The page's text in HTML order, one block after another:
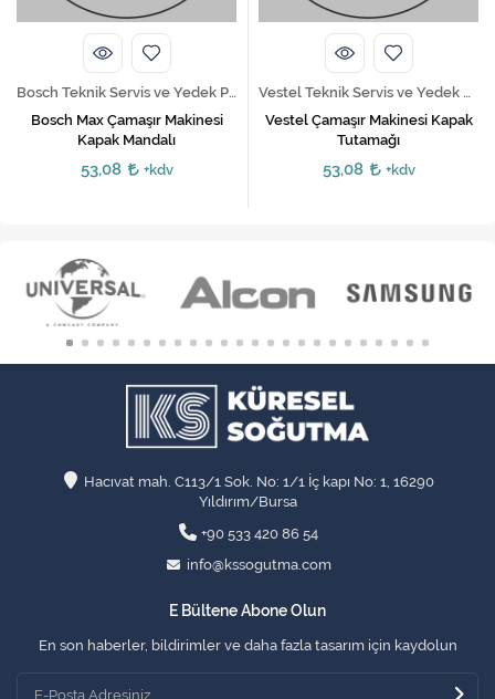
Bosch Teknik Servis ve Yedek Parça Hizmetleri
Bosch Max Çamaşır Makinesi
Kapak Mandalı
53,08 +kdv
Vestel Teknik Servis ve Yedek Parça Hizmetleri
Vestel Çamaşır Makinesi Kapak
Tutamağı
53,08 +kdv
Hacıvat mah. C113/1 Sok. No: 1/1 İç kapı No: 1, 16290
Yıldırım/Bursa
+90 533 420 86 54
info@kssogutma.com
E Bültene Abone Olun
En son haberler, bildirimler ve daha fazla tasarım için kaydolun